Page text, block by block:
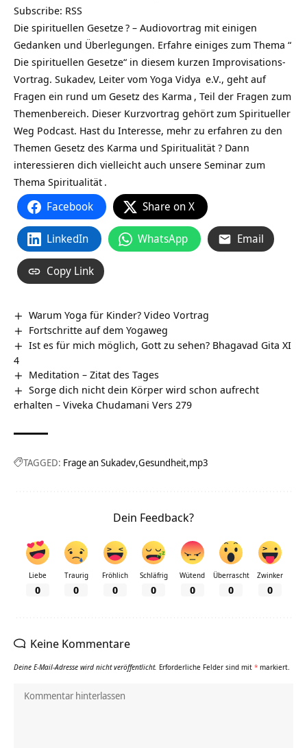
Subscribe: RSS
Die spirituellen Gesetze? – Audiovortrag mit einigen
Gedanken und Überlegungen. Erfahre einiges zum Thema “
Die spirituellen Gesetze“ in diesem kurzen Improvisations-
Vortrag. Sukadev, Leiter vom Yoga Vidya e.V., geht auf
Fragen ein rund um Gesetz des Karma , Teil der Fragen zum
Themenbereich. Dieser Kurzvortrag gehört zum Spiritueller
Weg Podcast. Hast du Interesse, mehr zu erfahren zu den
Themen Gesetz des Karma und Spiritualität ? Dann
interessieren dich vielleicht auch unsere Seminar zum
Thema Spiritualität .
Facebook Share on X
LinkedIn WhatsApp Email
Copy Link
Warum Yoga für Kinder? Video Vortrag
Fortschritte auf dem Yogaweg
Ist es für mich möglich, Gott zu sehen? Bhagavad Gita XI
4
Meditation – Zitat des Tages
Sorge dich nicht dein Körper wird schon aufrecht
erhalten – Viveka Chudamani Vers 279
TAGGED: Frage an Sukadev Gesundheit mp3
Dein Feedback?
Liebe
0
Traurig
0
Fröhlich
0
Schläfrig
0
Wütend
0
Überrascht
0
Zwinker
0
Keine Kommentare
Deine E-Mail-Adresse wird nicht veröffentlicht. Erforderliche Felder sind mit * markiert.